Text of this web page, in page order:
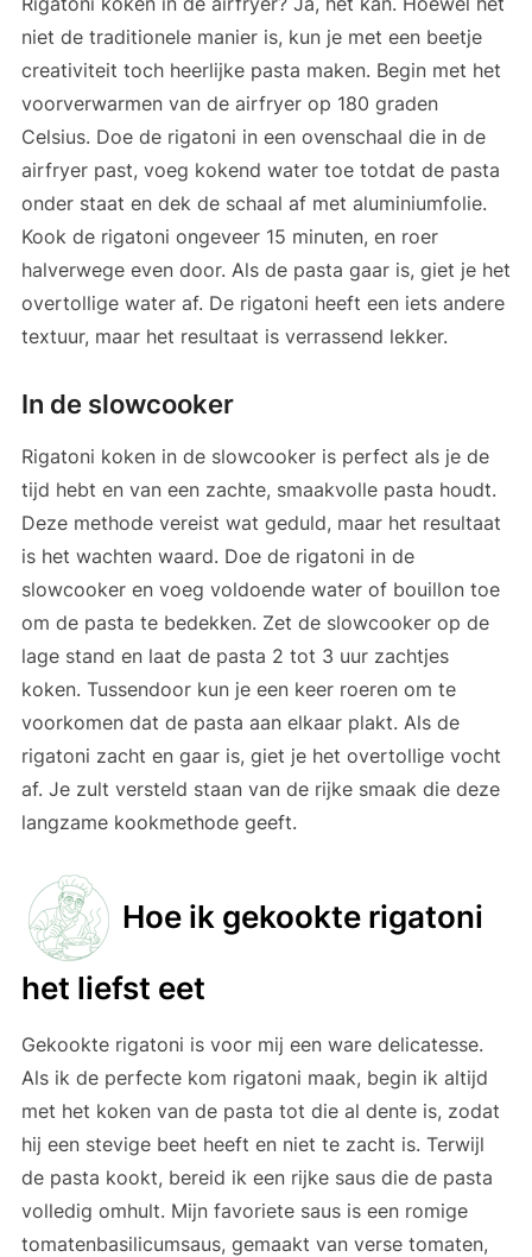
niet de traditionele manier is, kun je met een beetje
creativiteit toch heerlijke pasta maken. Begin met het
voorverwarmen van de airfryer op 180 graden
Celsius. Doe de rigatoni in een ovenschaal die in de
airfryer past, voeg kokend water toe totdat de pasta
onder staat en dek de schaal af met aluminiumfolie.
Kook de rigatoni ongeveer 15 minuten, en roer
halverwege even door. Als de pasta gaar is, giet je het
overtollige water af. De rigatoni heeft een iets andere
textuur, maar het resultaat is verrassend lekker.
In de slowcooker
Rigatoni koken in de slowcooker is perfect als je de
tijd hebt en van een zachte, smaakvolle pasta houdt.
Deze methode vereist wat geduld, maar het resultaat
is het wachten waard. Doe de rigatoni in de
slowcooker en voeg voldoende water of bouillon toe
om de pasta te bedekken. Zet de slowcooker op de
lage stand en laat de pasta 2 tot 3 uur zachtjes
koken. Tussendoor kun je een keer roeren om te
voorkomen dat de pasta aan elkaar plakt. Als de
rigatoni zacht en gaar is, giet je het overtollige vocht
af. Je zult versteld staan van de rijke smaak die deze
langzame kookmethode geeft.
Hoe ik gekookte rigatoni
het liefst eet
Gekookte rigatoni is voor mij een ware delicatesse.
Als ik de perfecte kom rigatoni maak, begin ik altijd
met het koken van de pasta tot die al dente is, zodat
hij een stevige beet heeft en niet te zacht is. Terwijl
de pasta kookt, bereid ik een rijke saus die de pasta
volledig omhult. Mijn favoriete saus is een romige
tomatenbasilicumsaus, gemaakt van verse tomaten,